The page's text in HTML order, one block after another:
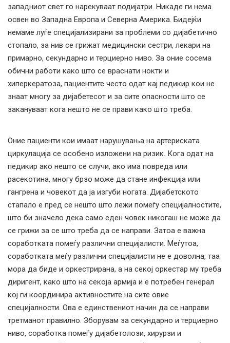
западниот свет го нарекуваат подијатри. Никаде ги нема
освен во Западна Европа и Северна Америка. Бидејќи
немаме луѓе специјализирани за проблеми со дијабетично
стопало, за нив се грижат медицински сестри, лекари на
примарно, секундарно и терциерно ниво. За оние сосема
обични работи како што се враснати нокти и
хиперкератоза, пациентите често одат кај педикир кои не
знаат многу за дијабетесот и за сите опасности што се
закануваат кога нешто не се прави како што треба.
Оние пациенти кои имаат нарушувања на артериската
циркулација се особено изложени на ризик. Кога одат на
педикир ако нешто се случи, ако има повреда или
расекотина, многу брзо може да стане инфекција или
гангрена и човекот да ја изгуби ногата. Дијабетското
стапало е пред се нешто што лежи помеѓу специјалностите,
што би значело дека само еден човек никогаш не може да
се грижи за се што треба да се направи. Затоа е важна
соработката помеѓу различни специјалисти. Меѓутоа,
соработката меѓу различни специјалисти не е доволна, таа
мора да биде и оркестрирана, а на секој оркестар му треба
диригент, како што на секоја армија и е потребен генерал
кој ги координира активностите на сите овие
специјалности. Ова е единствениот начин да се направи
третманот правилно. Зборувам за секундарно и терциерно
ниво, соработка помеѓу дијабетолози, хирурзи и